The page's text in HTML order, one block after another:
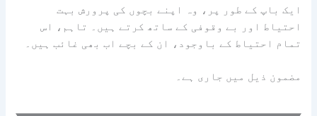
ایک باپ کے طور پر، وہ اپنے بچوں کی پرورش بہت
احتیاط اور بے وقوفی کے ساتھ کرتے ہیں۔ تاہم، اس
تمام احتیاط کے باوجود، ان کے بچے اب بھی غائب ہیں۔
مضمون ذیل میں جاری ہے۔